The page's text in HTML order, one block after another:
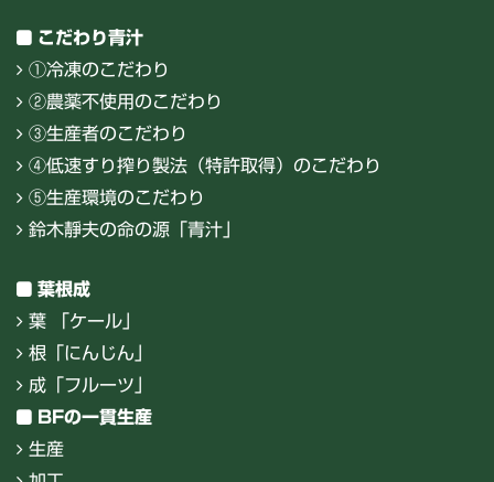
こだわり青汁
①冷凍のこだわり
②農薬不使用のこだわり
③生産者のこだわり
④低速すり搾り製法（特許取得）のこだわり
⑤生産環境のこだわり
鈴木靜夫の命の源「青汁」
葉根成
葉 「ケール」
根「にんじん」
成「フルーツ」
BFの一貫生産
生産